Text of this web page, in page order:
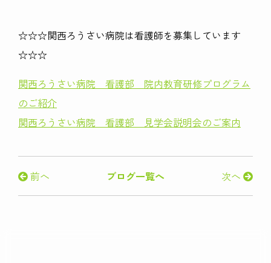
☆☆☆関西ろうさい病院は看護師を募集しています
☆☆☆
関西ろうさい病院 看護部 院内教育研修プログラム
のご紹介
関西ろうさい病院 看護部 見学会説明会のご案内
前へ 次へ
ブログ一覧へ